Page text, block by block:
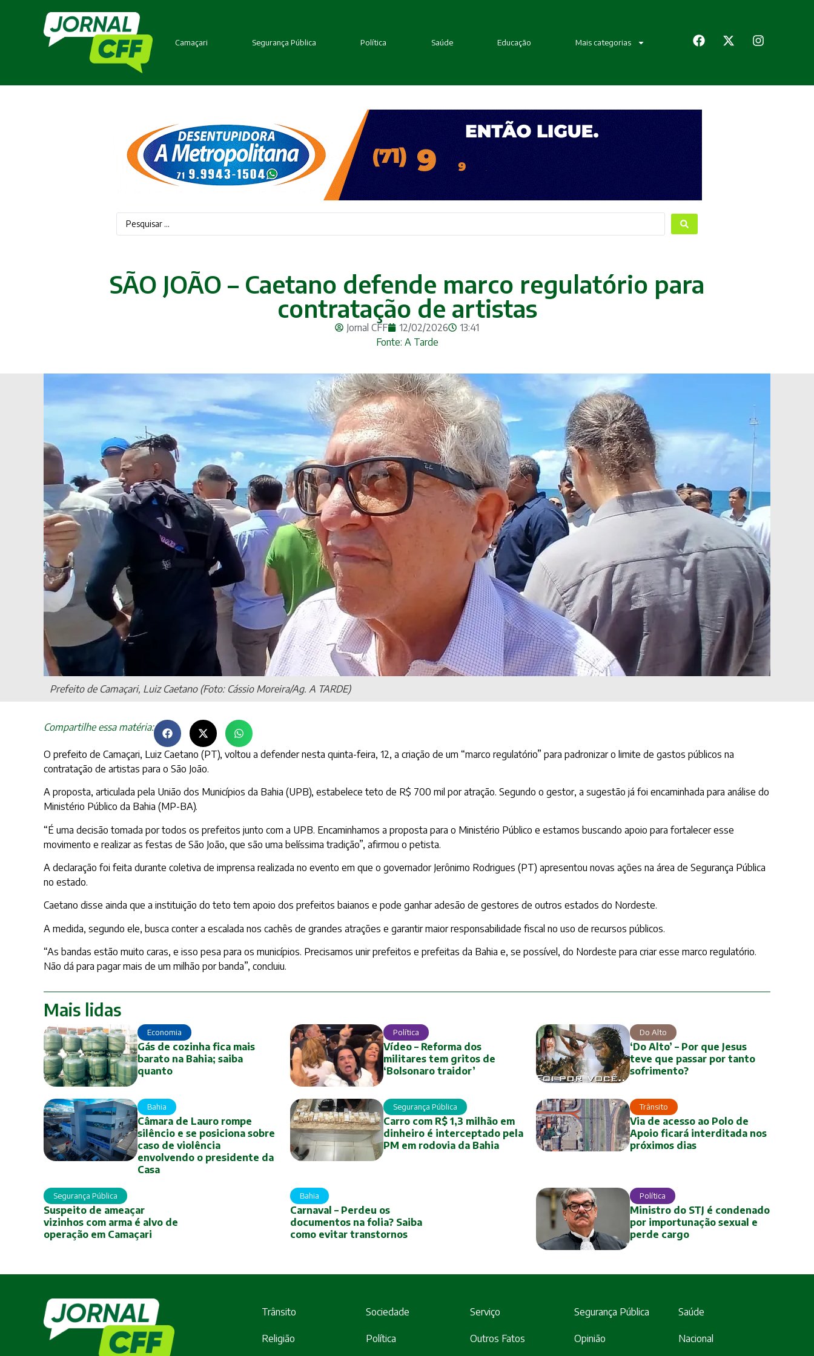
Camaçari Segurança Pública Política Saúde Educação Mais categorias
SÃO JOÃO – Caetano defende marco regulatório para
contratação de artistas
Jornal CFF 12/02/2026
13:41
Fonte: A Tarde
Prefeito de Camaçari, Luiz Caetano (Foto: Cássio Moreira/Ag. A TARDE)
Compartilhe essa matéria:
O prefeito de Camaçari, Luiz Caetano (PT), voltou a defender nesta quinta-feira, 12, a criação de um “marco regulatório” para padronizar o limite de gastos públicos na
contratação de artistas para o São João.
A proposta, articulada pela União dos Municípios da Bahia (UPB), estabelece teto de R$ 700 mil por atração. Segundo o gestor, a sugestão já foi encaminhada para análise do
Ministério Público da Bahia (MP-BA).
“É uma decisão tomada por todos os prefeitos junto com a UPB. Encaminhamos a proposta para o Ministério Público e estamos buscando apoio para fortalecer esse
movimento e realizar as festas de São João, que são uma belíssima tradição”, afirmou o petista.
A declaração foi feita durante coletiva de imprensa realizada no evento em que o governador Jerônimo Rodrigues (PT) apresentou novas ações na área de Segurança Pública
no estado.
Caetano disse ainda que a instituição do teto tem apoio dos prefeitos baianos e pode ganhar adesão de gestores de outros estados do Nordeste.
A medida, segundo ele, busca conter a escalada nos cachês de grandes atrações e garantir maior responsabilidade fiscal no uso de recursos públicos.
“As bandas estão muito caras, e isso pesa para os municípios. Precisamos unir prefeitos e prefeitas da Bahia e, se possível, do Nordeste para criar esse marco regulatório.
Não dá para pagar mais de um milhão por banda”, concluiu.
Mais lidas
Economia
Gás de cozinha fica mais
barato na Bahia; saiba
quanto
Política
Vídeo – Reforma dos
militares tem gritos de
‘Bolsonaro traidor’
Do Alto
‘Do Alto’ – Por que Jesus
teve que passar por tanto
sofrimento?
Bahia
Câmara de Lauro rompe
silêncio e se posiciona sobre
caso de violência
envolvendo o presidente da
Casa
Segurança Pública
Carro com R$ 1,3 milhão em
dinheiro é interceptado pela
PM em rodovia da Bahia
Trânsito
Via de acesso ao Polo de
Apoio ficará interditada nos
próximos dias
Segurança Pública
Suspeito de ameaçar
vizinhos com arma é alvo de
operação em Camaçari
Bahia
Carnaval – Perdeu os
documentos na folia? Saiba
como evitar transtornos
Política
Ministro do STJ é condenado
por importunação sexual e
perde cargo
Trânsito Sociedade Serviço Segurança Pública Saúde
Religião Política Outros Fatos Opinião Nacional